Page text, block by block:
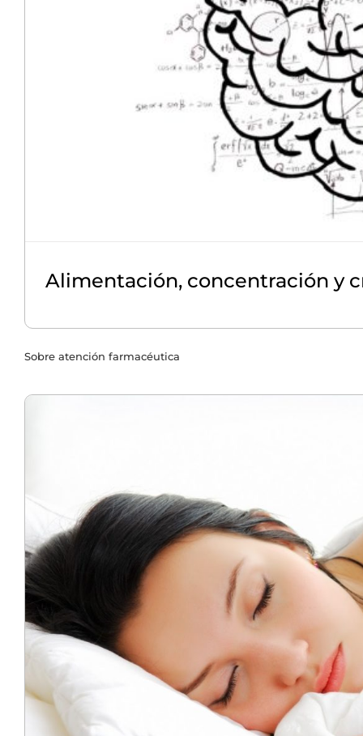
Alimentación, concentración y
Sobre atención farmacéutica